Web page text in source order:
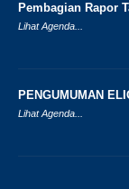
Pembagian Rapor
Lihat Agenda...
PENGUMUMAN
Lihat Agenda...